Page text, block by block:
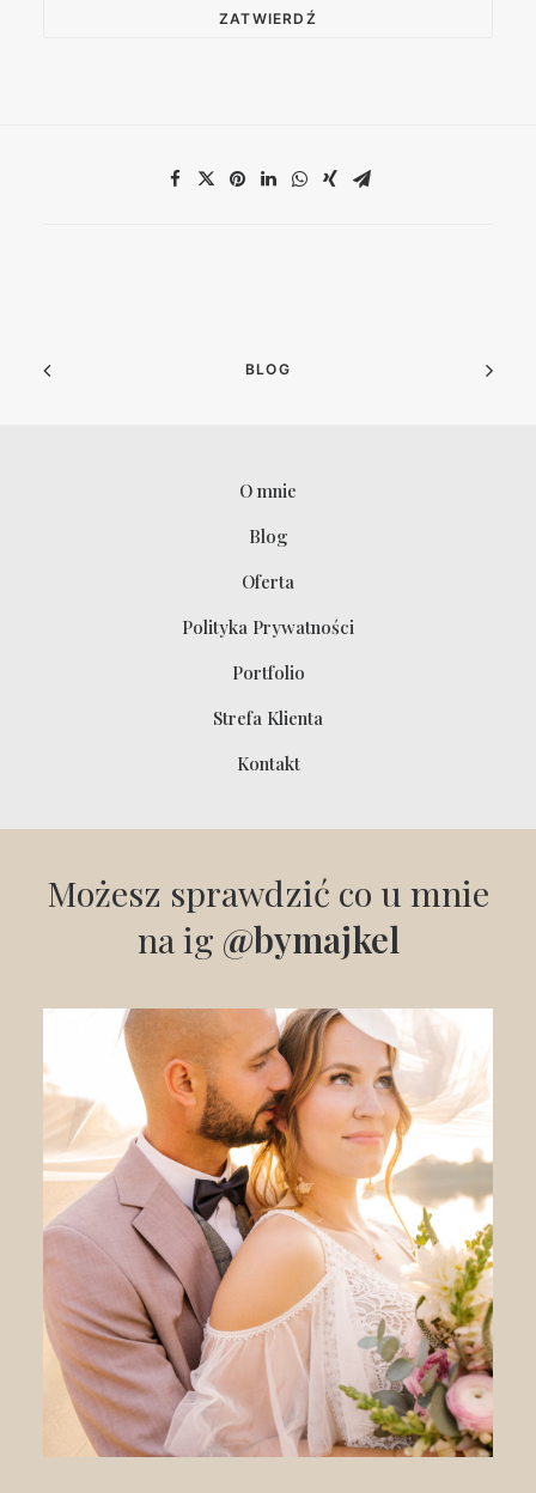
BLOG
O mnie
Blog
Oferta
Polityka Prywatności
Portfolio
Strefa Klienta
Kontakt
Możesz sprawdzić co u mnie
na ig @bymajkel